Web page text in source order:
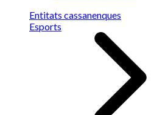
Entitats cassanenques
Esports